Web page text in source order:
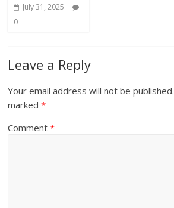
July 31, 2025
0
Leave a Reply
Your email address will not be published.
marked*
Comment*